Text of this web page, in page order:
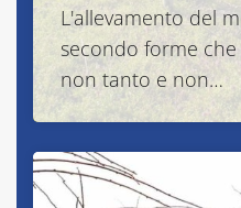
L'allevamento del
secondo forme
non tanto e non…